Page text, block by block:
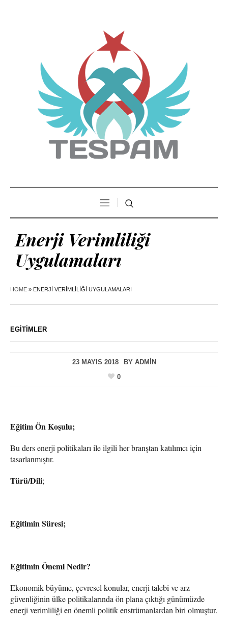
Enerji Verimliliği
Uygulamaları
HOME » ENERJI VERIMLILIĞI UYGULAMALARI
EGITIMLER
23 MAYIS 2018 BY ADMIN
0
Eğitim Ön Koşulu;
Bu ders enerji politikaları ile ilgili her branştan katılımcı için
tasarlanmıştır.
Türü/Dili;
Eğitimin Süresi;
Eğitimin Önemi Nedir?
Ekonomik büyüme, çevresel konular, enerji talebi ve arz
güvenliğinin ülke politikalarında ön plana çıktığı günümüzde
enerji verimliliği en önemli politik enstrümanlardan biri olmuştur.